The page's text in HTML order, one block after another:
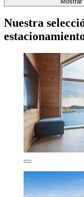
Nuestra